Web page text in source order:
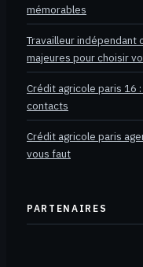
mémorables
Travailleur
majeures pour choisir
Crédit agricole paris 16
contacts
Crédit agricole paris
vous faut
PARTENAIRES